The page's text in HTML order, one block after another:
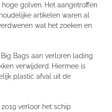
golven. Het aangetroffen
artikelen waren al
wat het zoeken en
Bags aan verloren lading
verwijderd. Hiermee is
plastic afval uit de
verloor het schip